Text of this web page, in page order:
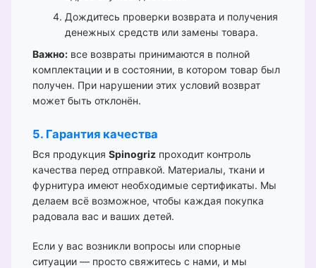
Дождитесь проверки возврата и получения
денежных средств или замены товара.
Важно: все возвраты принимаются в полной
комплектации и в состоянии, в котором товар был
получен. При нарушении этих условий возврат
может быть отклонён.
5. Гарантия качества
Вся продукция Spinogriz проходит контроль
качества перед отправкой. Материалы, ткани и
фурнитура имеют необходимые сертификаты. Мы
делаем всё возможное, чтобы каждая покупка
радовала вас и ваших детей.
Если у вас возникли вопросы или спорные
ситуации — просто свяжитесь с нами, и мы